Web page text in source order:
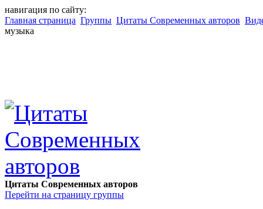
навигация по сайту:
Главная страница Группы Цитаты Современных авторов
музыка
Цитаты Современных авторов
Перейти на страницу группы